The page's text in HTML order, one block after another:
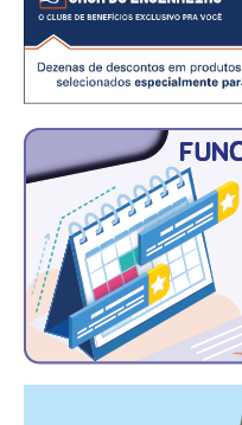
SEESP EDUCAÇÃO
PLATAFORMAS GRATUITAS
APOSENTADORIA
CONVÊNIOS
PLANO DE SAÚDE
SEESPPREV
CONSÓRCIOS